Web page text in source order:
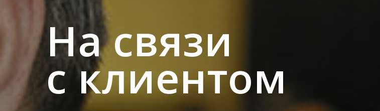
На связи
с клиентом